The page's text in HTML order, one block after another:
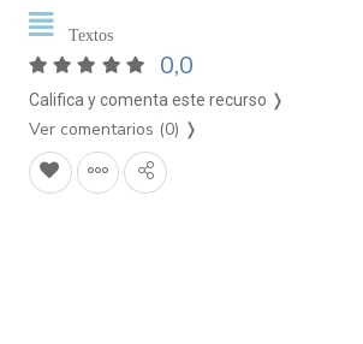
Textos
0,0
Califica y comenta este recurso ❭
Ver comentarios (0) ❭